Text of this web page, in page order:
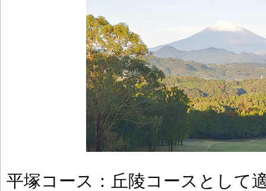
平塚コース：丘陵コースとして